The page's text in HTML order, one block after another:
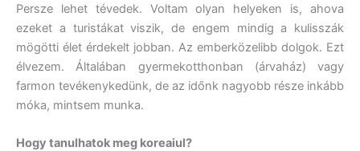
Persze lehet tévedek. Voltam olyan helyeken is, ahova
ezeket a turistákat viszik, de engem mindig a kulisszák
mögötti élet érdekelt jobban. Az emberközelibb dolgok. Ezt
élvezem. Általában gyermekotthonban (árvaház) vagy
farmon tevékenykedünk, de az időnk nagyobb része inkább
móka, mintsem munka.
Hogy tanulhatok meg koreaiul?